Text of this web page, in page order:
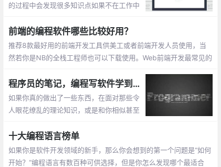
的过程中会发现很多知识点如果不在工作中
何技能的掌握都是需要不断练习的。在此整
理一些在线运行编程的网站。
前端的编程软件哪些比较好用？
推荐8款最好用的前端开发工具供美工或者前端开发人员使用，当
然若你是NB的全栈工程师也可以下载使用。Web前端开发最常见的
sual Studio Code，简称VS code
程序员的笔记，编程写软件学到的 7 件事
如果你真的做出了一些东西，在面对那些令
人眼花缭乱的理论知识，或是和你相似甚至
天结束之时，正是那些在战壕中的开发者
——构建、测试和开发了代码的人，真正做
了事情。
十大编程语言榜单
如果你是软件开发领域的新手，那么你会想到的第一个问题是“如何
开始？”编程语言有数百种可供选择，但是你怎么发现哪个最适合